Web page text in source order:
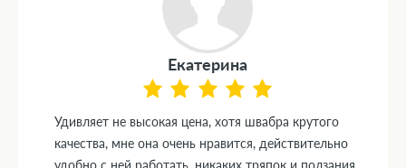
Екатерина
Удивляет не высокая цена, хотя швабра крутого
качества, мне она очень нравится, действительно